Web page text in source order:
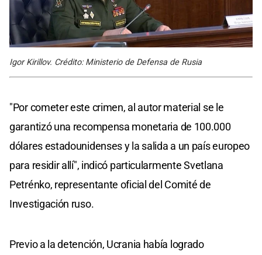
Igor Kirillov. Crédito: Ministerio de Defensa de Rusia
"Por cometer este crimen, al autor material se le
garantizó una recompensa monetaria de 100.000
dólares estadounidenses y la salida a un país europeo
para residir allí", indicó particularmente Svetlana
Petrénko, representante oficial del Comité de
Investigación ruso.
Previo a la detención, Ucrania había logrado